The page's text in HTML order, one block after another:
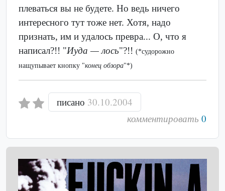
плеваться вы не будете. Но ведь ничего
интересного тут тоже нет. Хотя, надо
признать, им и удалось превра... О, что я
написал?!! "Иуда — лось"?!! (*судорожно
нащупывает кнопку "конец обзора"*)
писано 30.10.2004
комментировать 0